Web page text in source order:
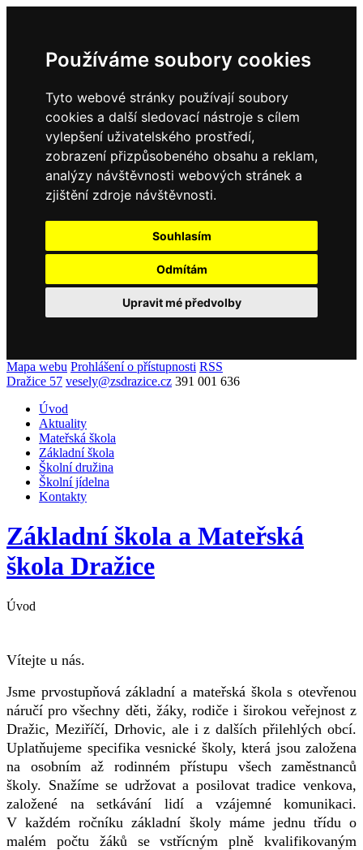
Používáme soubory cookies
Tyto webové stránky používají soubory
cookies a další sledovací nástroje s cílem
vylepšení uživatelského prostředí,
zobrazení přizpůsobeného obsahu a reklam,
analýzy návštěvnosti webových stránek a
zjištění zdroje návštěvnosti.
Souhlasím
Odmítám
Upravit mé předvolby
Mapa webu Prohlášení o přístupnosti RSS
Dražice 57 vesely@zsdrazice.cz 391 001 636
Úvod
Aktuality
Mateřská škola
Základní škola
Školní družina
Školní jídelna
Kontakty
Základní škola a Mateřská
škola Dražice
Úvod
Vítejte u nás.
Jsme prvostupňová základní a mateřská škola s otevřenou
náručí pro všechny děti, žáky, rodiče i širokou veřejnost z
Dražic, Meziříčí, Drhovic, ale i z dalších přilehlých obcí.
Uplatňujeme specifika vesnické školy, která jsou založena
na osobním až rodinném přístupu všech zaměstnanců
školy. Snažíme se udržovat a posilovat tradice venkova,
založené na setkávání lidí a vzájemné komunikaci.
V každém ročníku základní školy máme jednu třídu o
malém počtu žáků se vstřícným plně kvalifikovaným